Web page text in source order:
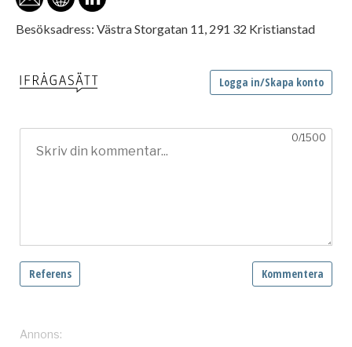
Besöksadress: Västra Storgatan 11, 291 32 Kristianstad